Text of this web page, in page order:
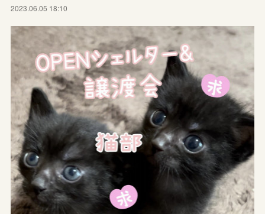
2023.06.05 18:10